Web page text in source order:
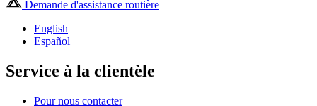
Demande d'assistance routière
English
Español
Service à la clientèle
Pour nous contacter